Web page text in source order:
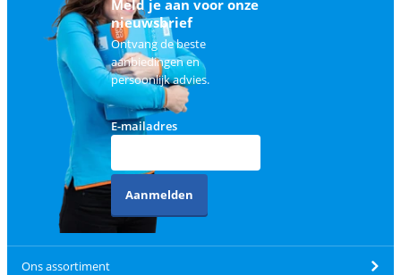
Meld je aan voor onze
nieuwsbrief
Ontvang de beste
aanbiedingen en
persoonlijk advies.
E-mailadres
Aanmelden
Ons assortiment